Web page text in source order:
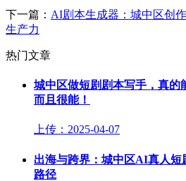
下一篇： AI剧本生成器：城中区创
生产力
热门文章
城中区做短剧剧本写手，真的
而且很能！
上传：2025-04-07
出海与跨界：城中区AI真人短
路径